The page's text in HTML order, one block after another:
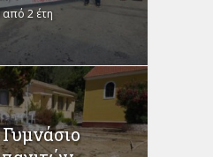
από 2 έτη
Γυμνάσιο